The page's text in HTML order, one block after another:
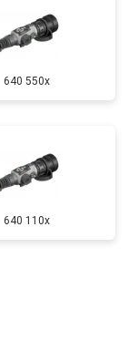
640 550x
640 110x